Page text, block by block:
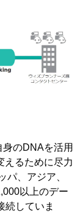
のDNAを活用
えるために尽力
パ、アジア、
以上のデー
続していま